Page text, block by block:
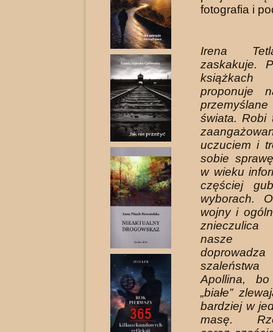
fotografia i
Irena
zaskakuje.
książkach
proponuje
świata. Robi
uczuciem i
sobie
w wieku
częściej
wyborach.
wojny i
znieczulica
nasze
Apollina,
„białe”
bardziej w
masę.